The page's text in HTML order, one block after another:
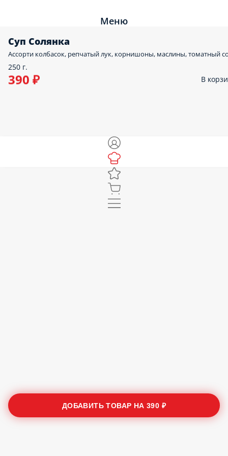
Меню
Суп Солянка
Ассорти колбасок, репчатый лук, корнишоны, маслины, томатный
250 г.
390 ₽ В
ДОБАВИТЬ ТОВАР НА390 ₽